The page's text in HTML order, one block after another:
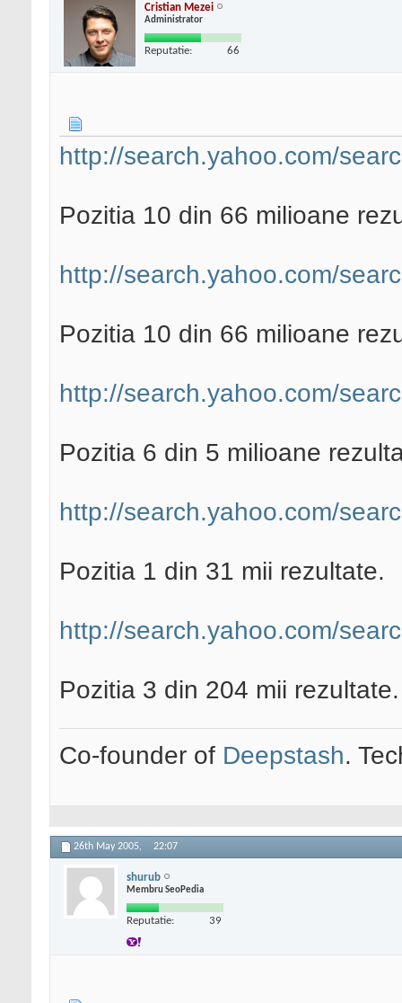
Cristian Mezei
Administrator
Reputatie: 66
http://search.yahoo.com/
Pozitia 10 din 66 milioane
http://search.yahoo.com/
Pozitia 10 din 66 milioane
http://search.yahoo.com/
Pozitia 6 din 5 milioane
http://search.yahoo.com/
Pozitia 1 din 31 mii rezultate.
http://search.yahoo.com/
Pozitia 3 din 204 mii rezultate.
Co-founder of Deepstash.
26th May 2005, 22:07
shurub
Membru SeoPedia
Reputatie: 39